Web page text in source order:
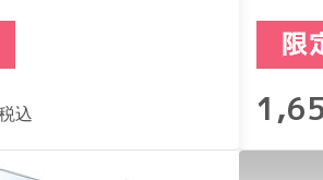
ルダー 横山奈緒
込
ロッ